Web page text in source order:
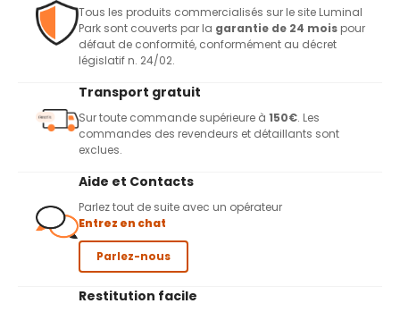
Tous les produits commercialisés sur le site Luminal
Park sont couverts par la garantie de 24 mois pour
défaut de conformité, conformément au décret
législatif n. 24/02.
Transport gratuit
Sur toute commande supérieure à 150€. Les
commandes des revendeurs et détaillants sont
exclues.
Aide et Contacts
Parlez tout de suite avec un opérateur
Entrez en chat
Parlez-nous
Restitution facile